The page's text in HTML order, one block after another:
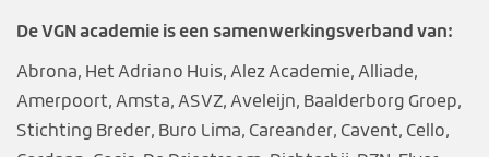
De VGN academie is een samenwerkingsverband van:
Abrona, Het Adriano Huis, Alez Academie, Alliade,
Amerpoort, Amsta, ASVZ, Aveleijn, Baalderborg Groep,
Stichting Breder, Buro Lima, Careander, Cavent, Cello,